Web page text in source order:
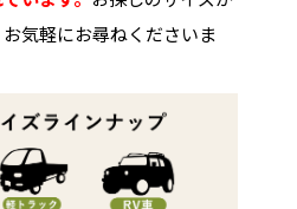
気軽にお尋ねくださいま